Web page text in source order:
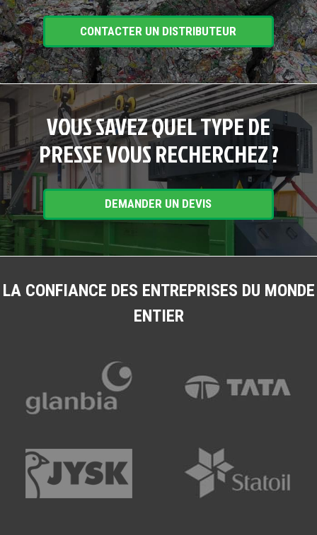
CONTACTER UN DISTRIBUTEUR
VOUS SAVEZ QUEL TYPE DE
PRESSE VOUS RECHERCHEZ ?
DEMANDER UN DEVIS
LA CONFIANCE DES ENTREPRISES DU MONDE
ENTIER